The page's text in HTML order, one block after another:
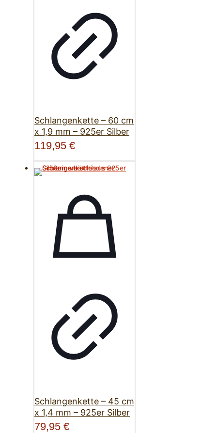
Schlangenkette – 60 cm
x 1,9 mm – 925er Silber
119,95 €
Schlangenkette – 45 cm
x 1,4 mm – 925er Silber
79,95 €